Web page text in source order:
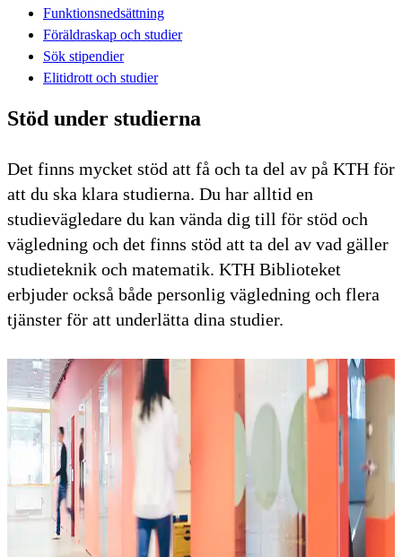
Funktionsnedsättning
Föräldraskap och studier
Sök stipendier
Elitidrott och studier
Stöd under studierna
Det finns mycket stöd att få och ta del av på KTH för
att du ska klara studierna. Du har alltid en
studievägledare du kan vända dig till för stöd och
vägledning och det finns stöd att ta del av vad gäller
studieteknik och matematik. KTH Biblioteket
erbjuder också både personlig vägledning och flera
tjänster för att underlätta dina studier.